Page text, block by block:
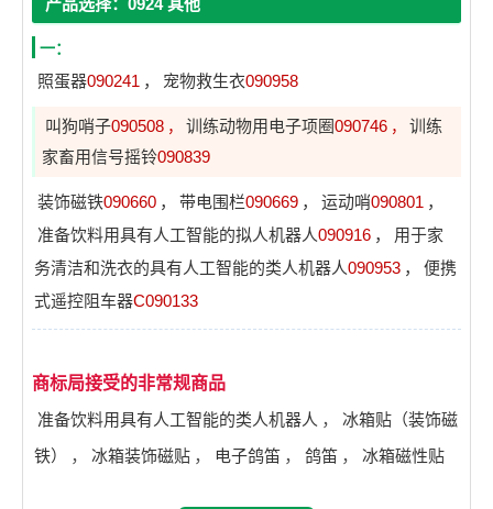
产品选择：0924 其他
一：
照蛋器090241 ， 宠物救生衣090958
叫狗哨子090508 ， 训练动物用电子项圈090746 ，
训练
家畜用信号摇铃090839
装饰磁铁090660 ， 带电围栏090669 ， 运动哨090801 ，
准备饮料用具有人工智能的拟人机器人090916 ，
用于家
务清洁和洗衣的具有人工智能的类人机器人090953 ，
便携
式遥控阻车器C090133
商标局接受的非常规商品
准备饮料用具有人工智能的类人机器人 ，
冰箱贴（装饰磁
铁）
， 冰箱装饰磁贴 ， 电子鸽笛 ， 鸽笛 ， 冰箱磁性贴